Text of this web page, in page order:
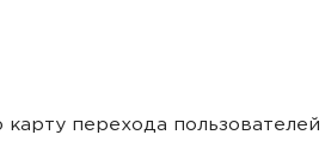
перехода пользователей